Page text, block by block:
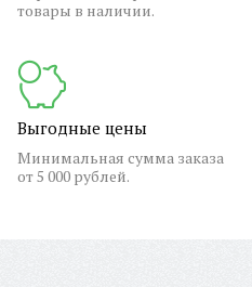
товары в наличии.
Выгодные цены
Минимальная сумма заказа
от 5 000 рублей.